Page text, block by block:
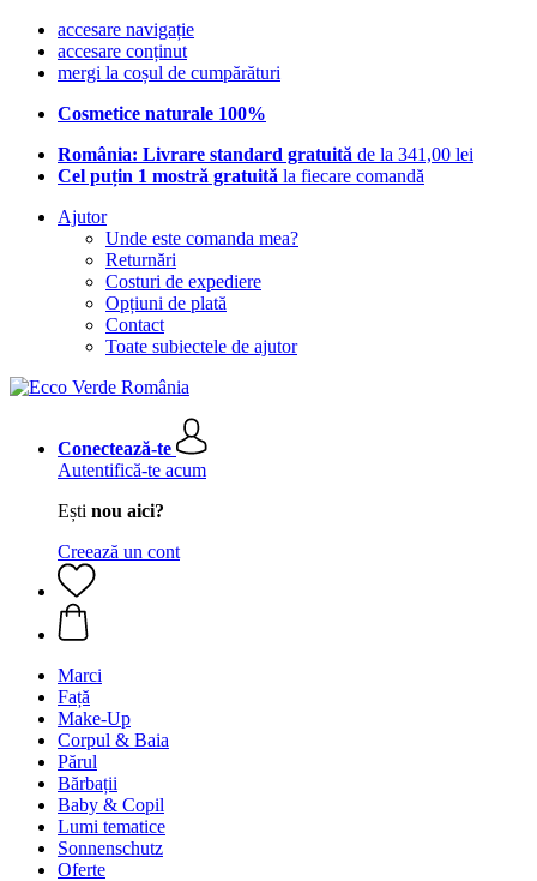
accesare navigație
accesare conținut
mergi la coșul de cumpărături
Cosmetice naturale 100%
România: Livrare standard gratuită de la 341,00 lei
Cel puțin 1 mostră gratuită la fiecare comandă
Ajutor
Unde este comanda mea?
Returnări
Costuri de expediere
Opțiuni de plată
Contact
Toate subiectele de ajutor
Conectează-te
Autentifică-te acum
Ești nou aici?
Creează un cont
Marci
Față
Make-Up
Corpul & Baia
Părul
Bărbații
Baby & Copil
Lumi tematice
Sonnenschutz
Oferte